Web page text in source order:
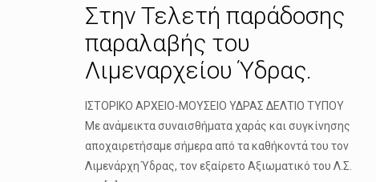
Στην Τελετή παράδοσης
παραλαβής του
Λιμεναρχείου Ύδρας.
ΙΣΤΟΡΙΚΟ ΑΡΧΕΙΟ-ΜΟΥΣΕΙΟ ΥΔΡΑΣ ΔΕΛΤΙΟ ΤΥΠΟΥ
Με ανάμεικτα συναισθήματα χαράς και συγκίνησης
αποχαιρετήσαμε σήμερα από τα καθήκοντά του τον
Λιμενάρχη Ύδρας, τον εξαίρετο Αξιωματικό του Λ.Σ.